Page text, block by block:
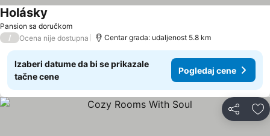
Pansion sa doručkom
Holásky
/ Ocena nije dostupna Centar grada: udaljenost 5.8 km
Izaberi datume da bi se prikazale
tačne cene
Pogledaj cene
Deli